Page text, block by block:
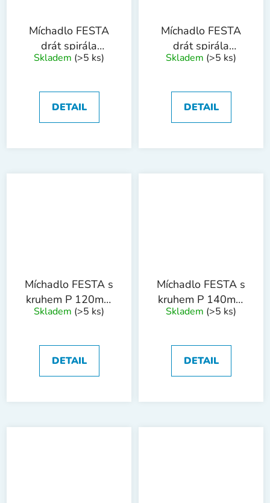
Míchadlo FESTA
drát spirála
100mm
Skladem (>5 ks)
DETAIL
Míchadlo FESTA
drát spirála
100mm SDS+
Skladem (>5 ks)
DETAIL
Míchadlo FESTA s
kruhem P 120mm
M14 ZN
Skladem (>5 ks)
DETAIL
Míchadlo FESTA s
kruhem P 140mm
M14 ZN
Skladem (>5 ks)
DETAIL